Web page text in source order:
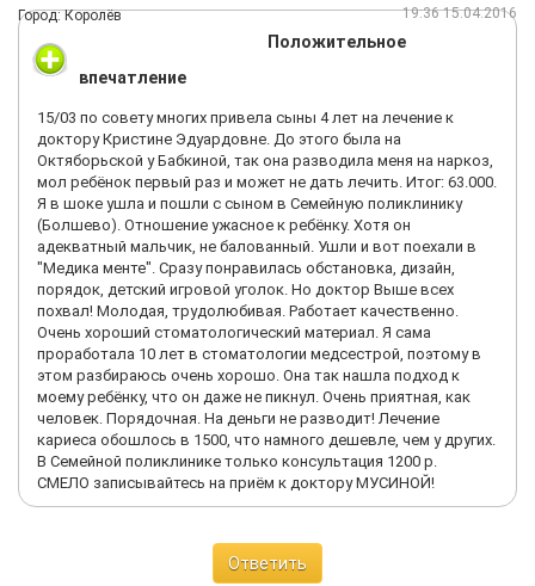
В палате также есть туалет с раковиной. Пост медсестер
рядом, операционная тоже на этом этаже. Пришел доктор
Никитский, быстро нас осмотрел, после мы познакомились с
замечательным анестезиологом Воробьевым В. В. - мы
родители-натуропаты, ребенок совершенно без лекарств,
хотелось бы и дальше. Он не покрутил пальцем у виска, а
пообещал сделать все возможное, нам стало спокойнее,
пришла медсестра, сделала малышу укол, потом
анестезиолог взял его на руки и унес на операцию. У меня
началась истерика. Я вдруг подумала, что вот он там один,
совсем крошечный, под общим наркозом – а вдруг что-то
случится? В этот момент в палату зашла медсестра, увидела,
что я в слезах и бодро так сказала: "Мама, Вы что?! У вас
лучший хирург! Все будет отлично! Хотите кофе?" Через 40
минут анестезиолог вернул нам спящего малыша, аккуратно
положил в кроватку. Еще несколько часов мы провели в
палате, к нам заходил доктор Никитский, проверял наше
общее состояние и, наконец, отпустил домой. В итоге
приехали к 8-00, уехали в 14-30. Шовчик был идеальный,
нагноений не было, температуры тоже не было, хотя
антибиотики нам не давали, Нурофен мы пили всего 4 раза,
доктор Никитский настоял, мол "вы и так без антибиотиков, а
обычной жизни, на третий мы поехали гулять по привычному
расписанию, вскоре сняли наклейку со шва и начали мазать
Город: Королёв 19:36 15.04.2016
Положительное
впечатление
15/03 по совету многих привела сыны 4 лет на лечение к
доктору Кристине Эдуардовне. До этого была на
Октяборьской у Бабкиной, так она разводила меня на наркоз,
мол ребёнок первый раз и может не дать лечить. Итог: 63.000.
Я в шоке ушла и пошли с сыном в Семейную поликлинику
(Болшево). Отношение ужасное к ребёнку. Хотя он
адекватный мальчик, не балованный. Ушли и вот поехали в
"Медика менте". Сразу понравилась обстановка, дизайн,
порядок, детский игровой уголок. Но доктор Выше всех
похвал! Молодая, трудолюбивая. Работает качественно.
Очень хороший стоматологический материал. Я сама
проработала 10 лет в стоматологии медсестрой, поэтому в
этом разбираюсь очень хорошо. Она так нашла подход к
моему ребёнку, что он даже не пикнул. Очень приятная, как
человек. Порядочная. На деньги не разводит! Лечение
кариеса обошлось в 1500, что намного дешевле, чем у других.
В Семейной поликлинике только консультация 1200 р.
СМЕЛО записывайтесь на приём к доктору МУСИНОЙ!
Ответить